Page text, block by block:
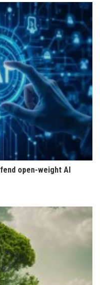
open-weight AI